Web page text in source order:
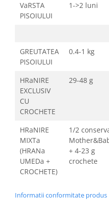
VaRSTA
PISOIULUI
1->2 luni
GREUTATEA
PISOIULUI
0.4-1 kg
HRaNIRE
EXCLUSIV
CU
CROCHETE
29-48 g
HRaNIRE
MIXTa
(HRANa
UMEDa +
CROCHETE)
1/2
+ 4-23 g
crochete
Informatii conformitate produs